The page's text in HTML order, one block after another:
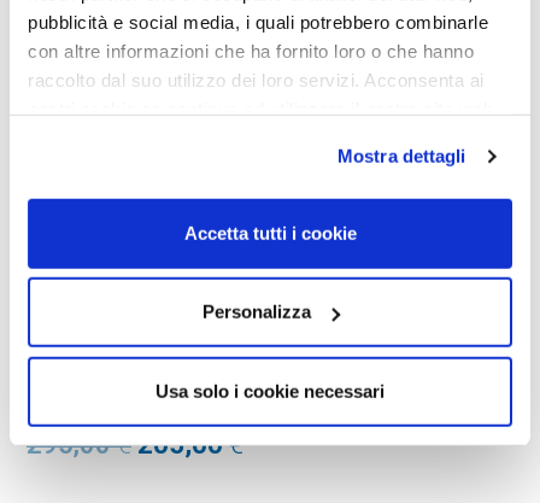
pubblicità e social media, i quali potrebbero combinarle
con altre informazioni che ha fornito loro o che hanno
raccolto dal suo utilizzo dei loro servizi. Acconsenta ai
Mostra dettagli
Accetta tutti i cookie
Personalizza
Usa solo i cookie necessari
Sold out
OCCHIALI DA VISTA
OCCHIALE DA VISTA
TIFFANY TF1130 6130
Calibro 52
295,00€ 205,00€